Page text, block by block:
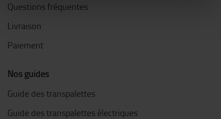
Questions fréquentes
Livraison
Paiement
Nos guides
Guide des transpalettes
Guide des transpalettes électriques